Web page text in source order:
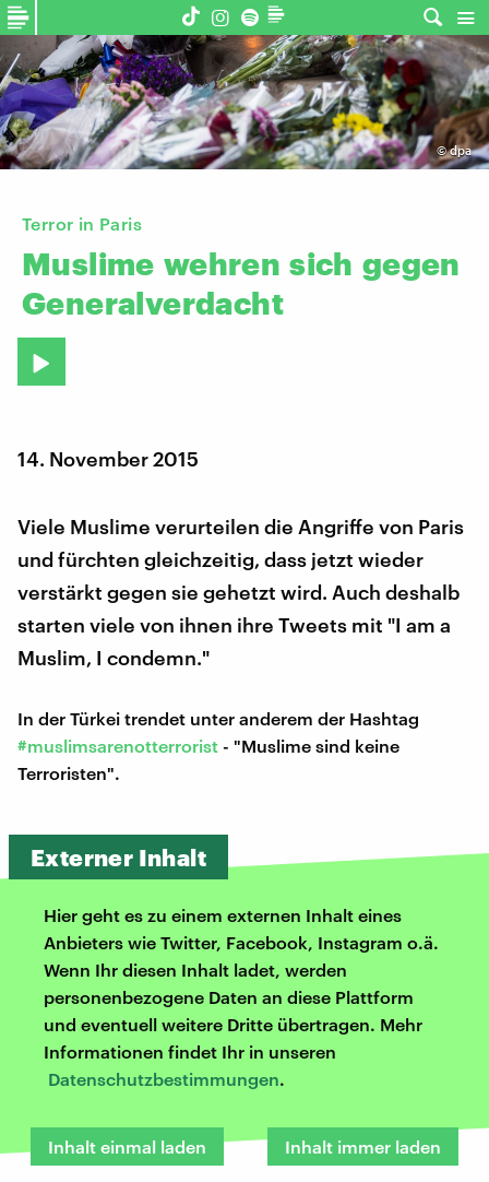
©dpa
Terror in Paris
Muslime wehren sich gegen
Generalverdacht
14. November 2015
Viele Muslime verurteilen die Angriffe von Paris
und fürchten gleichzeitig, dass jetzt wieder
verstärkt gegen sie gehetzt wird. Auch deshalb
starten viele von ihnen ihre Tweets mit "I am a
Muslim, I condemn."
In der Türkei trendet unter anderem der Hashtag
#muslimsarenotterrorist - "Muslime sind keine
Terroristen".
Externer Inhalt
Hier geht es zu einem externen Inhalt eines
Anbieters wie Twitter, Facebook, Instagram o.ä.
Wenn Ihr diesen Inhalt ladet, werden
personenbezogene Daten an diese Plattform
und eventuell weitere Dritte übertragen. Mehr
Informationen findet Ihr in unseren
Datenschutzbestimmungen.
Inhalt einmal laden Inhalt immer laden